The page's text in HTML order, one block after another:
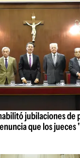
jubilaciones de
que los